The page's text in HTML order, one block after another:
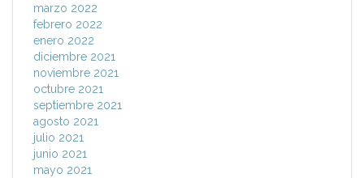
marzo 2022
febrero 2022
enero 2022
diciembre 2021
noviembre 2021
octubre 2021
septiembre 2021
agosto 2021
julio 2021
junio 2021
mayo 2021